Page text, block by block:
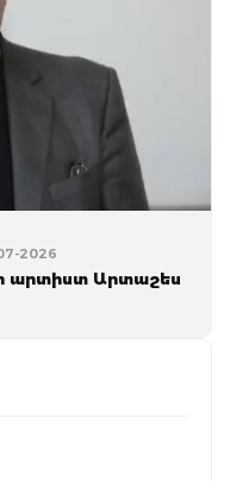
2026
արտիստ Արտաշես